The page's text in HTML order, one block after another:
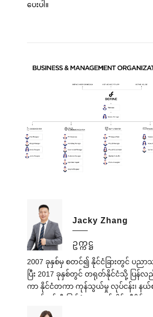
ပေးပါ။
Jacky Zhang
ဥက္ကဋ္ဌ
2007 ခုနှစ်မှ စတင်၍ နိုင်ငံခြားတွင် ပညာ
ပြီး 2017 ခုနှစ်တွင် တရုတ်နိုင်ငံသို့ ပြန်
ကာ နိုင်ငံတကာ ကုန်သွယ်မှု လုပ်ငန်း၊ နယ်
ဆောက်လုပ်ရေး ပစ္စည်းများ နှင့် ဆောက်လု